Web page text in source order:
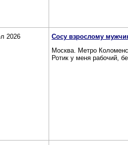
2026
Сосу взрослому
Москва. Метро
Ротик у меня рабочий,